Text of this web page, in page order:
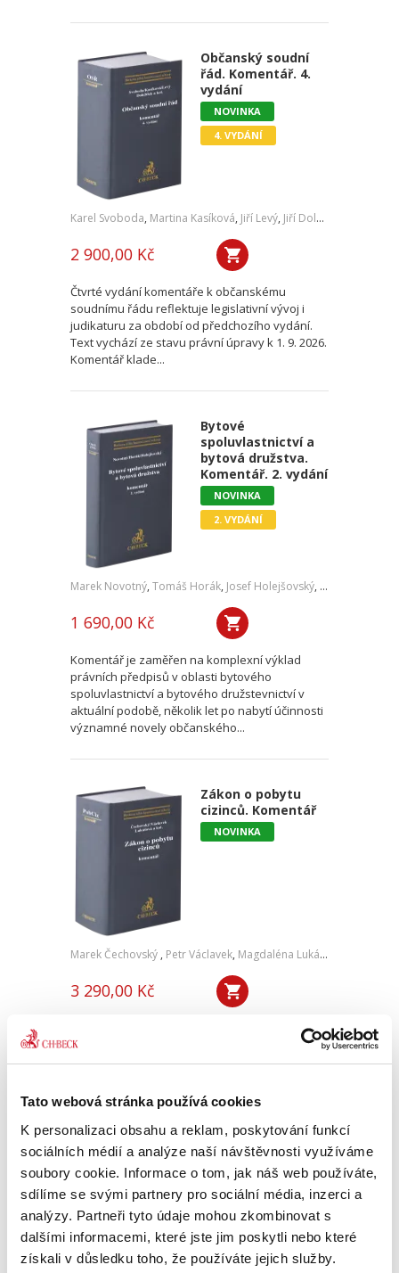
Tato webová stránka používá cookies
K personalizaci obsahu a reklam, poskytování funkcí
sociálních médií a analýze naší návštěvnosti využíváme
soubory cookie. Informace o tom, jak náš web používáte,
sdílíme se svými partnery pro sociální média, inzerci a
analýzy. Partneři tyto údaje mohou zkombinovat s
dalšími informacemi, které jste jim poskytli nebo které
získali v důsledku toho, že používáte jejich služby.
Občanský soudní
řád. Komentář. 4.
vydání
NOVINKA
4. VYDÁNÍ
Karel Svoboda, Martina Kasíková, Jiří Levý, Jiří Doležílek
2 900,00 Kč
Čtvrté vydání komentáře k občanskému
soudnímu řádu reflektuje legislativní vývoj i
judikaturu za období od předchozího vydání.
Text vychází ze stavu právní úpravy k 1. 9. 2026.
Komentář klade...
Bytové
spoluvlastnictví a
bytová družstva.
Komentář. 2. vydání
NOVINKA
2. VYDÁNÍ
Marek Novotný, Tomáš Horák, Josef Holejšovský, Jaroslav Oehm
1 690,00 Kč
Komentář je zaměřen na komplexní výklad
právních předpisů v oblasti bytového
spoluvlastnictví a bytového družstevnictví v
aktuální podobě, několik let po nabytí účinnosti
významné novely občanského...
Zákon o pobytu
cizinců. Komentář
NOVINKA
Marek Čechovský , Petr Václavek, Magdaléna Lukášová
3 290,00 Kč
narůstajícího počtu cizinců pobývajících na
území ČR, ale především z hlediska významu
klíčových témat...
Zákon o právu na
informace o
životním prostředí.
Komentář